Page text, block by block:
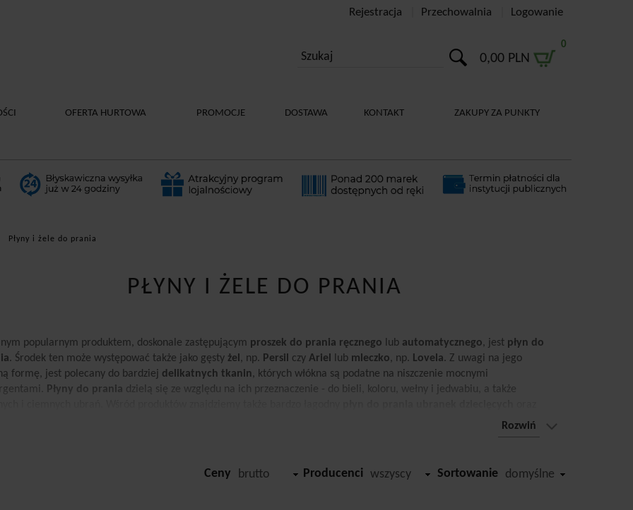
Rejestracja Przechowalnia Logowanie
0,00 PLN
0
OFERTA HURTOWA PROMOCJE DOSTAWA KONTAKT ZAKUPY ZA PUNKTY
Płyny i żele do prania
PŁYNY I ŻELE DO PRANIA
popularnym produktem, doskonale zastępującym proszek do prania ręcznego lub automatycznego, jest płyn do
. Środek ten może występować także jako gęsty żel , np. Persil czy Ariel lub mleczko, np. Lovela. Z uwagi na jego
formę, jest polecany do bardziej delikatnych tkanin, których włókna są podatne na niszczenie mocnymi
Płyny do prania dzielą się ze względu na ich przeznaczenie - do bieli, koloru, wełny i jedwabiu, a także
Biały Jeleń . Na
, zawierające naturalne
w Polsce i całej Europie jest markaPerwoll
Rozwiń
Ceny brutto Producenci wszyscy Sortowanie domyślne